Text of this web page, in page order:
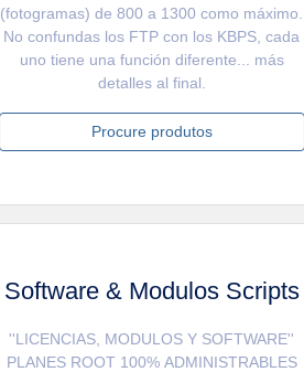
(fotogramas) de 800 a 1300 como máximo.
No confundas los FTP con los KBPS, cada
uno tiene una función diferente... más
detalles al final.
Procure produtos
Software & Modulos Scripts
''LICENCIAS, MODULOS Y SOFTWARE''
PLANES ROOT 100% ADMINISTRABLES